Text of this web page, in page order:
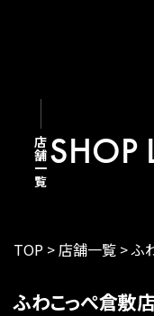
店舗一覧SHOP
TOP >店舗一覧 >ふ
ふわこっぺ倉敷